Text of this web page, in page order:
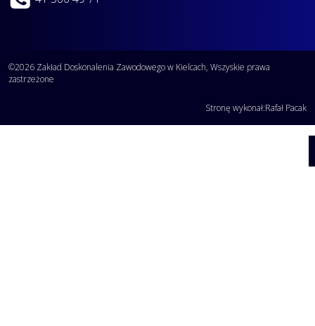
©2026 Zakład Doskonalenia Zawodowego w Kielcach, Wszyskie prawa
zastrzeżone
Stronę wykonał:Rafał Pacak